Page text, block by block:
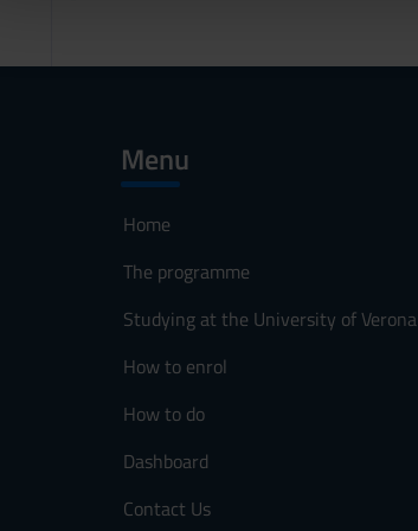
Menu
Home
The programme
Studying at the University of Verona
How to enrol
How to do
Dashboard
Contact Us